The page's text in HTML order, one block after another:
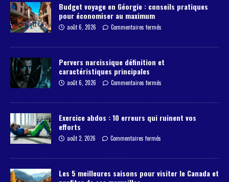
Budget voyage en Géorgie : conseils pratiques
pour économiser au maximum
août 6, 2026 Commentaires fermés
Pervers narcissique définition et
caractéristiques principales
août 6, 2026 Commentaires fermés
Exercice abdos : 10 erreurs qui ruinent vos
efforts
août 2, 2026 Commentaires fermés
Les 5 meilleures saisons pour visiter le Canada et